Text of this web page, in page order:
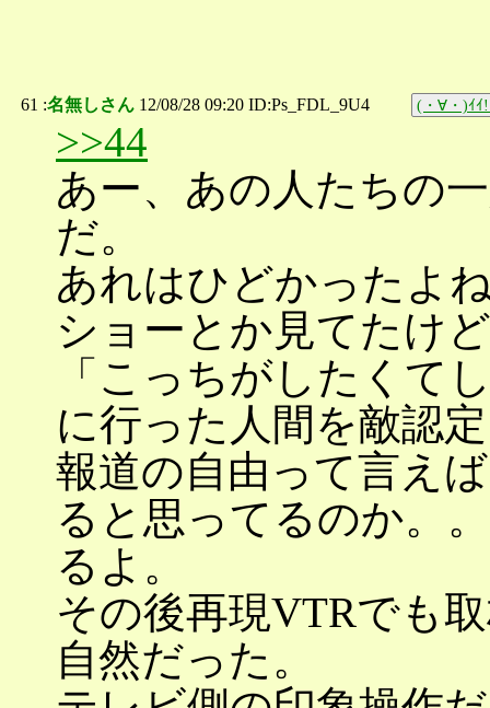
61 :名無しさん 12/08/28 09:20 ID:Ps_FDL_9U4 (・∀・)ｲｲ
>>44
あー、あの人たちの
だ。
あれはひどかったよ
ショーとか見てたけ
「こっちがしたくて
に行った人間を敵認
報道の自由って言え
ると思ってるのか。
るよ。
その後再現VTRでも
自然だった。